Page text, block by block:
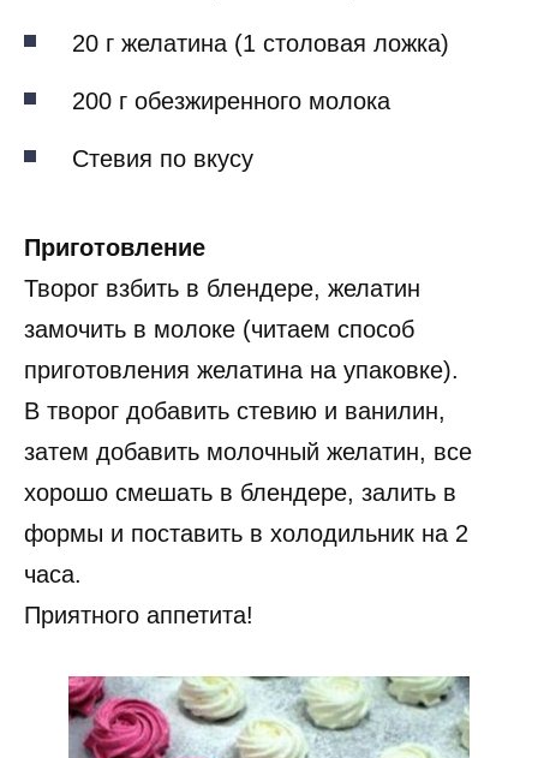
20 г желатина (1 столовая ложка)
200 г обезжиренного молока
Стевия по вкусу
Приготовление
Творог взбить в блендере, желатин
замочить в молоке (читаем способ
приготовления желатина на упаковке).
В творог добавить стевию и ванилин,
затем добавить молочный желатин, все
хорошо смешать в блендере, залить в
формы и поставить в холодильник на 2
часа.
Приятного аппетита!